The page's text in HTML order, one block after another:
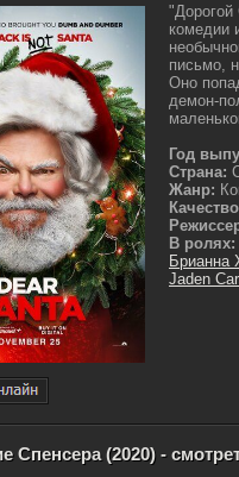
комедии
письмо,
Оно
демон-
Год
Страна:
Жанр:
В ролях:
Брианна
Jaden
Спенсера (2020) -